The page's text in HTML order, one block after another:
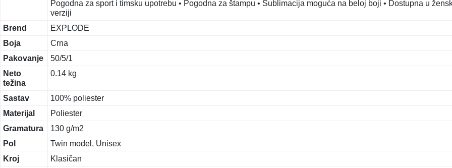
Pogodna za sport i timsku upotrebu • Pogodna za štampu • Sublimacija moguća na beloj boji • Dostupna u
verziji
Brend
EXPLODE
Boja
Crna
Pakovanje
50/5/1
Neto
težina
0.14 kg
Sastav
100% poliester
Materijal
Poliester
Gramatura
130 g/m2
Pol
Twin model, Unisex
Kroj
Klasičan